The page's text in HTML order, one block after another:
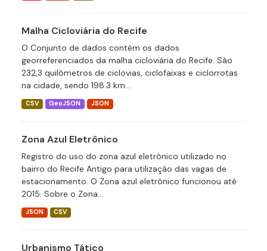
Malha Cicloviária do Recife
O Conjunto de dados contém os dados
georreferenciados da malha cicloviária do Recife. São
232,3 quilômetros de ciclovias, ciclofaixas e ciclorrotas
na cidade, sendo 198.3 km...
CSV GeoJSON JSON
Zona Azul Eletrônico
Registro do uso do zona azul eletrônico utilizado no
bairro do Recife Antigo para utilização das vagas de
estacionamento. O Zona azul eletrônico funcionou até
2015. Sobre o Zona...
JSON CSV
Urbanismo Tático